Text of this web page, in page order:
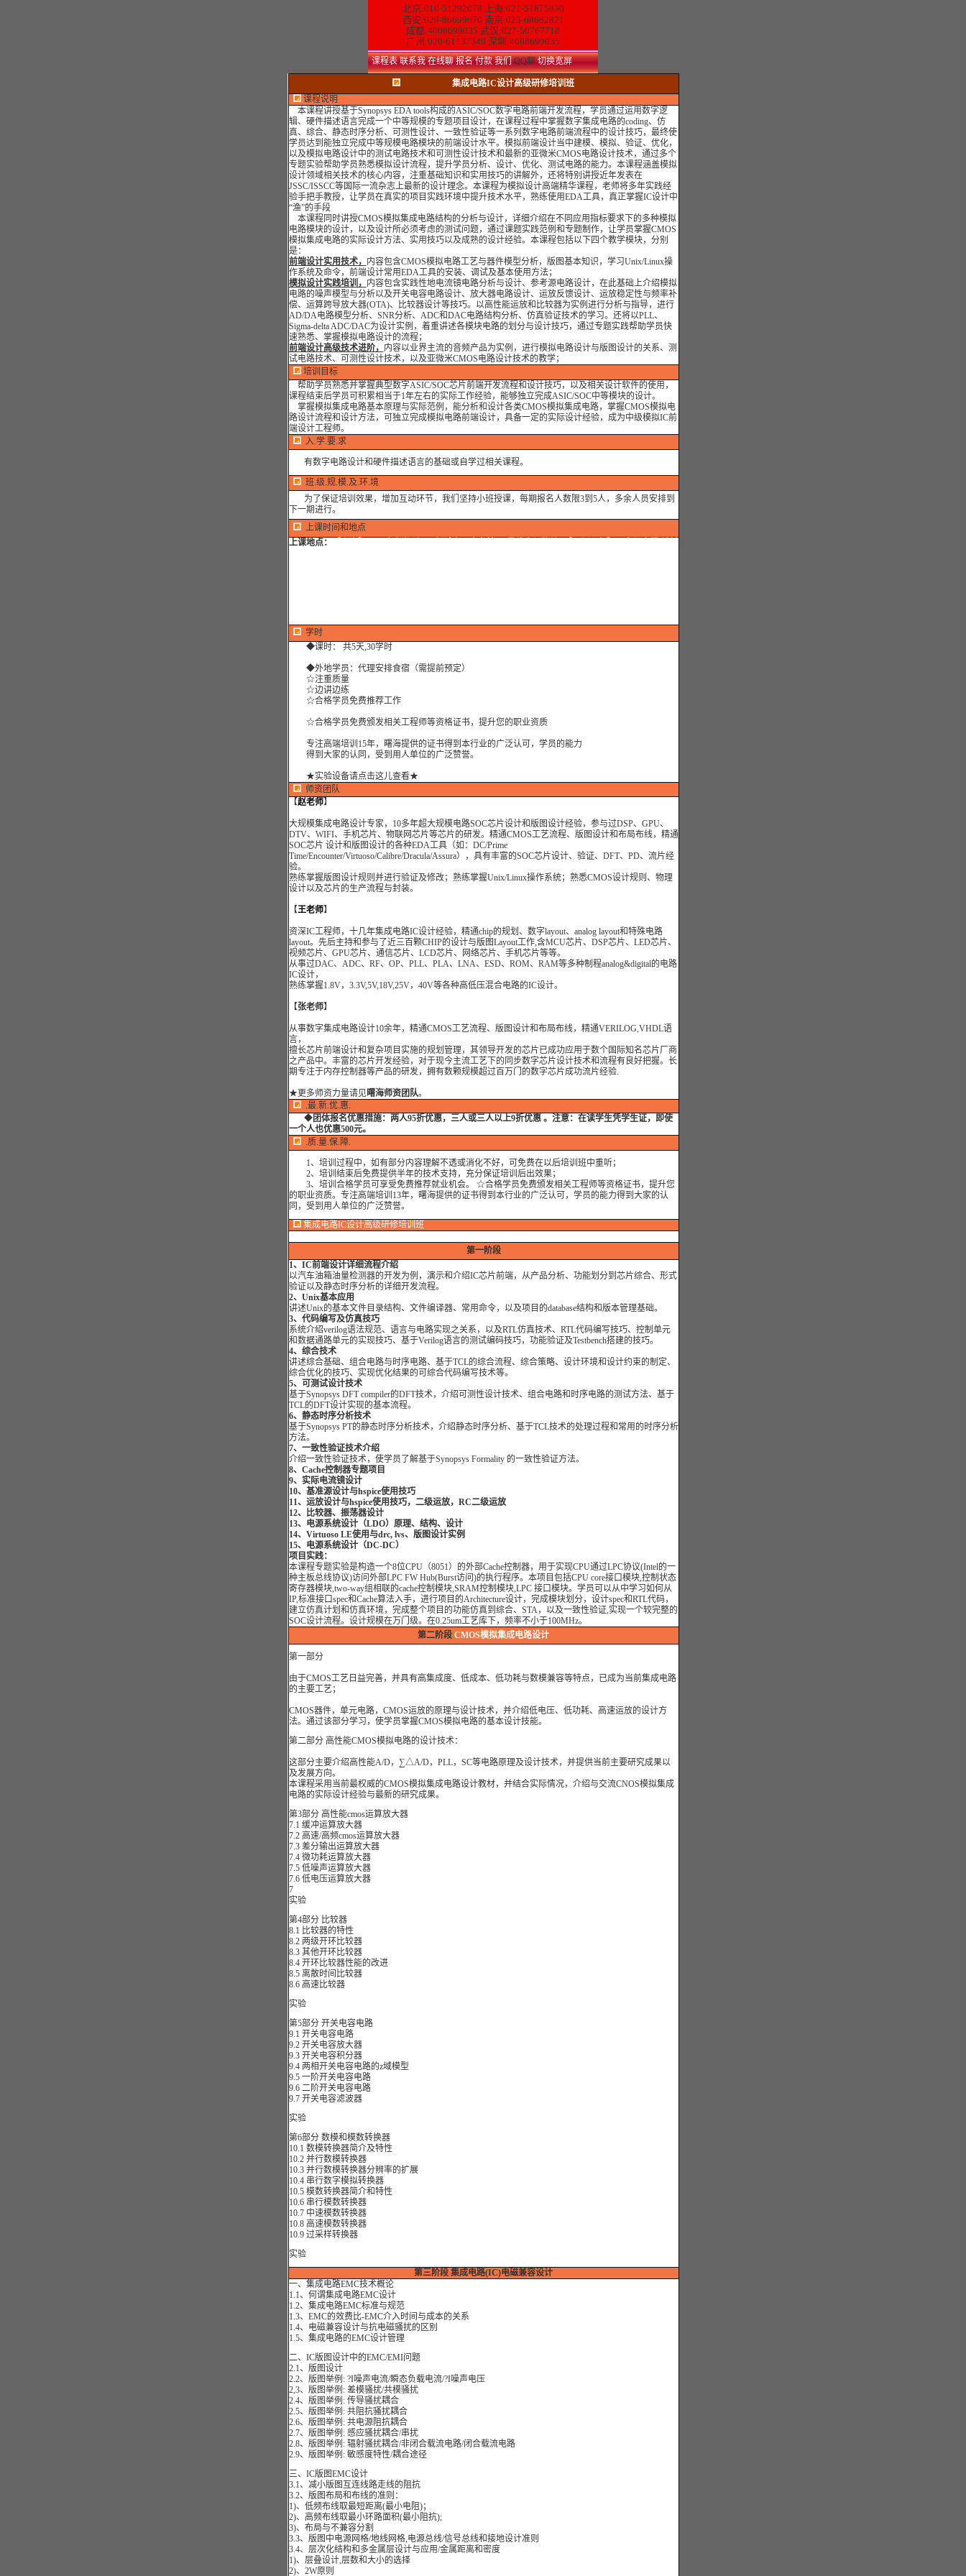
北京:010-51292078
上海:021-51875830
西安:029-86699670 南京:025-68662821
成都:4008699035 武汉:027-50767718
广州:020-61137349 深圳:4008699035
课程表 联系我 在线聊 报名 付款 我们 QQ聊切换宽屏
集成电路IC设计高级研修培训班
课程说明
本课程讲授基于Synopsys EDA tools构成的ASIC/SOC数字电路前端开发流程，学员通过运用数字逻
辑、硬件描述语言完成一个中等规模的专题项目设计，在课程过程中掌握数字集成电路的coding、仿
真、综合、静态时序分析、可测性设计、一致性验证等一系列数字电路前端流程中的设计技巧，最终使
学员达到能独立完成中等规模电路模块的前端设计水平。模拟前端设计当中建模、模拟、验证、优化，
以及模拟电路设计中的测试电路技术和可测性设计技术和最新的亚微米CMOS电路设计技术，通过多个
专题实验帮助学员熟悉模拟设计流程，提升学员分析、设计、优化、测试电路的能力。本课程涵盖模拟
设计领域相关技术的核心内容，注重基础知识和实用技巧的讲解外，还将特别讲授近年发表在
JSSC/ISSCC等国际一流杂志上最新的设计理念。本课程为模拟设计高端精华课程，老师将多年实践经
验手把手教授，让学员在真实的项目实践环境中提升技术水平，熟练使用EDA工具，真正掌握IC设计中
“渔”的手段
本课程同时讲授CMOS模拟集成电路结构的分析与设计，详细介绍在不同应用指标要求下的多种模拟
电路模块的设计，以及设计所必须考虑的测试问题，通过课题实践范例和专题制作，让学员掌握CMOS
模拟集成电路的实际设计方法、实用技巧以及成熟的设计经验。本课程包括以下四个教学模块，分别
是：
前端设计实用技术，
内容包含CMOS模拟电路工艺与器件模型分析，版图基本知识，学习Unix/Linux操
作系统及命令，前端设计常用EDA工具的安装、调试及基本使用方法；
模拟设计实践培训，
内容包含实践性地电流镜电路分析与设计、参考源电路设计，在此基础上介绍模拟
电路的噪声模型与分析以及开关电容电路设计、放大器电路设计、运放反馈设计、运放稳定性与频率补
偿、运算跨导放大器(OTA)、比较器设计等技巧。以高性能运放和比较器为实例进行分析与指导，进行
AD/DA电路模型分析、SNR分析、ADC和DAC电路结构分析、仿真验证技术的学习。还将以PLL、
Sigma-delta ADC/DAC为设计实例，着重讲述各模块电路的划分与设计技巧，通过专题实践帮助学员快
速熟悉、掌握模拟电路设计的流程；
前端设计高级技术进阶，
内容以业界主流的音频产品为实例，进行模拟电路设计与版图设计的关系、测
试电路技术、可测性设计技术，以及亚微米CMOS电路设计技术的教学；
培训目标
帮助学员熟悉并掌握典型数字ASIC/SOC芯片前端开发流程和设计技巧，以及相关设计软件的使用，
课程结束后学员可积累相当于1年左右的实际工作经验，能够独立完成ASIC/SOC中等模块的设计。
掌握模拟集成电路基本原理与实际范例，能分析和设计各类CMOS模拟集成电路，掌握CMOS模拟电
路设计流程和设计方法，可独立完成模拟电路前端设计，具备一定的实际设计经验，成为中级模拟IC前
端设计工程师。
入.学.要.求
有数字电路设计和硬件描述语言的基础或自学过相关课程。
班.级.规.模.及.环.境
为了保证培训效果，增加互动环节，我们坚持小班授课，每期报名人数限3到5人，多余人员安排到
下一期进行。
上课时间和地点
上课地点：
学时
◆课时： 共5天,30学时
◆外地学员：代理安排食宿（需提前预定）
☆注重质量
☆边讲边练
☆合格学员免费推荐工作
☆合格学员免费颁发相关工程师等资格证书，提升您的职业资质
专注高端培训15年，曙海提供的证书得到本行业的广泛认可，学员的能力
得到大家的认同，受到用人单位的广泛赞誉。
★实验设备请点击这儿查看★
师资团队
【赵老师】
大规模集成电路设计专家，10多年超大规模电路SOC芯片设计和版图设计经验，参与过DSP、GPU、
DTV、WIFI、手机芯片、物联网芯片等芯片的研发。精通CMOS工艺流程、版图设计和布局布线，精通
SOC芯片 设计和版图设计的各种EDA工具（如：DC/Prime
Time/Encounter/Virtuoso/Calibre/Dracula/Assura），具有丰富的SOC芯片设计、验证、DFT、PD、流片经
验。
熟练掌握版图设计规则并进行验证及修改；熟练掌握Unix/Linux操作系统；熟悉CMOS设计规则、物理
设计以及芯片的生产流程与封装。
【王老师】
资深IC工程师，十几年集成电路IC设计经验，精通chip的规划、数字layout、analog layout和特殊电路
layout。先后主持和参与了近三百颗CHIP的设计与版图Layout工作,含MCU芯片、DSP芯片、LED芯片、
视频芯片、GPU芯片、通信芯片、LCD芯片、网络芯片、手机芯片等等。
从事过DAC、ADC、RF、OP、PLL、PLA、LNA、ESD、ROM、RAM等多种制程analog&digital的电路
IC设计，
熟练掌握1.8V，3.3V,5V,18V,25V，40V等各种高低压混合电路的IC设计。
【张老师】
从事数字集成电路设计10余年，精通CMOS工艺流程、版图设计和布局布线，精通VERILOG,VHDL语
言，
擅长芯片前端设计和复杂项目实施的规划管理，其领导开发的芯片已成功应用于数个国际知名芯片厂商
之产品中。丰富的芯片开发经验，对于现今主流工艺下的同步数字芯片设计技术和流程有良好把握。长
期专注于内存控制器等产品的研发，拥有数颗规模超过百万门的数字芯片成功流片经验.
★更多师资力量请见曙海师资团队。
.最.新.优.惠.
◆团体报名优惠措施： 两人95折优惠，三人或三人以上9折优惠 。注意：在读学生凭学生证，即使
一个人也优惠500元。
.质.量.保.障.
1、培训过程中，如有部分内容理解不透或消化不好，可免费在以后培训班中重听；
2、培训结束后免费提供半年的技术支持，充分保证培训后出效果；
3、培训合格学员可享受免费推荐就业机会。 ☆合格学员免费颁发相关工程师等资格证书，提升您
的职业资质。专注高端培训13年，曙海提供的证书得到本行业的广泛认可，学员的能力得到大家的认
同，受到用人单位的广泛赞誉。
集成电路IC设计高级研修培训班
第一阶段
1、IC前端设计详细流程介绍
以汽车油箱油量检测器的开发为例，演示和介绍IC芯片前端，从产品分析、功能划分到芯片综合、形式
验证以及静态时序分析的详细开发流程。
2、Unix基本应用
讲述Unix的基本文件目录结构、文件编译器、常用命令，以及项目的database结构和版本管理基础。
3、代码编写及仿真技巧
系统介绍verilog语法规范、语言与电路实现之关系，以及RTL仿真技术、RTL代码编写技巧、控制单元
和数据通路单元的实现技巧、基于Verilog语言的测试编码技巧，功能验证及Testbench搭建的技巧。
4、综合技术
讲述综合基础、组合电路与时序电路、基于TCL的综合流程、综合策略、设计环境和设计约束的制定、
综合优化的技巧、实现优化结果的可综合代码编写技术等。
5、可测试设计技术
基于Synopsys DFT compiler的DFT技术，介绍可测性设计技术、组合电路和时序电路的测试方法、基于
TCL的DFT设计实现的基本流程。
6、静态时序分析技术
基于Synopsys PT的静态时序分析技术，介绍静态时序分析、基于TCL技术的处理过程和常用的时序分析
方法。
7、一致性验证技术介绍
介绍一致性验证技术，使学员了解基于Synopsys Formality 的一致性验证方法。
8、 Cache控制器专题项目
9、实际电流镜设计
10、基准源设计与hspice使用技巧
11、运放设计与hspice使用技巧，二级运放，RC二级运放
12、比较器、振荡器设计
13、电源系统设计（LDO）原理、结构、设计
14、Virtuoso LE使用与drc, lvs、版图设计实例
15、电源系统设计（DC-DC）
项目实践：
本课程专题实验是构造一个8位CPU（8051）的外部Cache控制器，用于实现CPU通过LPC协议(Intel的一
种主板总线协议)访问外部LPC FW Hub(Burst访问)的执行程序。本项目包括CPU core接口模块,控制状态
寄存器模块,two-way组相联的cache控制模块,SRAM控制模块,LPC 接口模块。学员可以从中学习如何从
IP,标准接口spec和Cache算法入手，进行项目的Architecture设计，完成模块划分，设计spec和RTL代码，
建立仿真计划和仿真环境，完成整个项目的功能仿真到综合、STA，以及一致性验证,实现一个较完整的
SOC设计流程。设计规模在万门级。在0.25um工艺库下，频率不小于100MHz。
第二阶段 CMOS模拟集成电路设计
第一部分
由于CMOS工艺日益完善，并具有高集成度、低成本、低功耗与数模兼容等特点，已成为当前集成电路
的主要工艺；
CMOS器件，单元电路，CMOS运放的原理与设计技术，并介绍低电压、低功耗、高速运放的设计方
法。通过该部分学习，使学员掌握CMOS模拟电路的基本设计技能。
第二部分 高性能CMOS模拟电路的设计技术：
这部分主要介绍高性能A/D，∑△A/D，PLL，SC等电路原理及设计技术，并提供当前主要研究成果以
及发展方向。
本课程采用当前最权威的CMOS模拟集成电路设计教材，并结合实际情况，介绍与交流CNOS模拟集成
电路的实际设计经验与最新的研究成果。
第3部分 高性能cmos运算放大器
7.1 缓冲运算放大器
7.2 高速/高频cmos运算放大器
7.3 差分输出运算放大器
7.4 微功耗运算放大器
7.5 低噪声运算放大器
7.6 低电压运算放大器
7
实验
第4部分 比较器
8.1 比较器的特性
8.2 两级开环比较器
8.3 其他开环比较器
8.4 开环比较器性能的改进
8.5 离散时间比较器
8.6 高速比较器
实验
第5部分 开关电容电路
9.1 开关电容电路
9.2 开关电容放大器
9.3 开关电容积分器
9.4 两相开关电容电路的z域模型
9.5 一阶开关电容电路
9.6 二阶开关电容电路
9.7 开关电容滤波器
实验
第6部分 数模和模数转换器
10.1 数模转换器简介及特性
10.2 并行数模转换器
10.3 并行数模转换器分辨率的扩展
10.4 串行数字模拟转换器
10.5 模数转换器简介和特性
10.6 串行模数转换器
10.7 中速模数转换器
10.8 高速模数转换器
10.9 过采样转换器
实验
第三阶段 集成电路(IC)电磁兼容设计
一、集成电路EMC技术概论
1.1、何谓集成电路EMC设计
1.2、集成电路EMC标准与规范
1.3、EMC的效费比-EMC介入时间与成本的关系
1.4、电磁兼容设计与抗电磁骚扰的区别
1.5、集成电路的EMC设计管理
二、IC版图设计中的EMC/EMI问题
2.1、版图设计
2.2、版图举例: ?I噪声电流/瞬态负载电流/?I噪声电压
2,3、版图举例: 差模骚扰/共模骚扰
2.4、版图举例: 传导骚扰耦合
2.5、版图举例: 共阻抗骚扰耦合
2.6、版图举例: 共电源阻抗耦合
2.7、版图举例: 感应骚扰耦合/串扰
2.8、版图举例: 辐射骚扰耦合/非闭合载流电路/闭合载流电路
2.9、版图举例: 敏感度特性/耦合途径
三、IC版图EMC设计
3.1、减小版图互连线路走线的阻抗
3.2、版图布局和布线的准则：
1)、低频布线取最短距离(最小电阻)；
2)、高频布线取最小环路面积(最小阻抗);
3)、布局与不兼容分割
3.3、版图中电源网格/地线网格,电源总线/信号总线和接地设计准则
3.4、层次化结构和多金属层设计与应用/金属距离和密度
1)、层叠设计,层数和大小的选择
2)、2W原则